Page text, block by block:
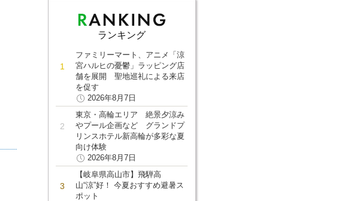
ランキング
ファミリーマート、アニメ「涼
宮ハルヒの憂鬱」ラッピング店
舗を展開 聖地巡礼による来店
を促す
2026年8月7日
東京・高輪エリア 絶景夕涼み
やプール企画など グランドプ
リンスホテル新高輪が多彩な夏
向け体験
2026年8月7日
【岐阜県高山市】飛騨高
山“涼”好！ 今夏おすすめ避暑ス
ポット